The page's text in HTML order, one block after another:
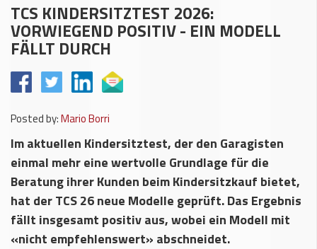
TCS KINDERSITZTEST 2026:
VORWIEGEND POSITIV - EIN MODELL
FÄLLT DURCH
Posted by:Mario Borri
Im aktuellen Kindersitztest, der den Garagisten
einmal mehr eine wertvolle Grundlage für die
Beratung ihrer Kunden beim Kindersitzkauf bietet,
hat der TCS 26 neue Modelle geprüft. Das Ergebnis
fällt insgesamt positiv aus, wobei ein Modell mit
«nicht empfehlenswert» abschneidet.